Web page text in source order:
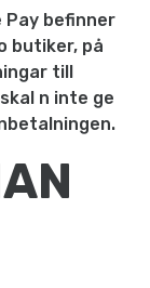
Pay befinner
butiker, på
till
n inte ge